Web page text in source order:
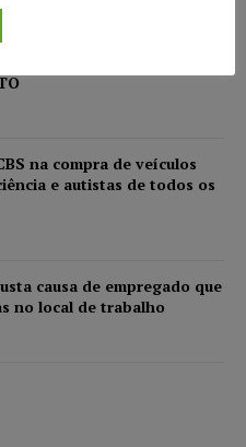
na compra de veículos
e autistas de todos os
causa de empregado que
no local de trabalho